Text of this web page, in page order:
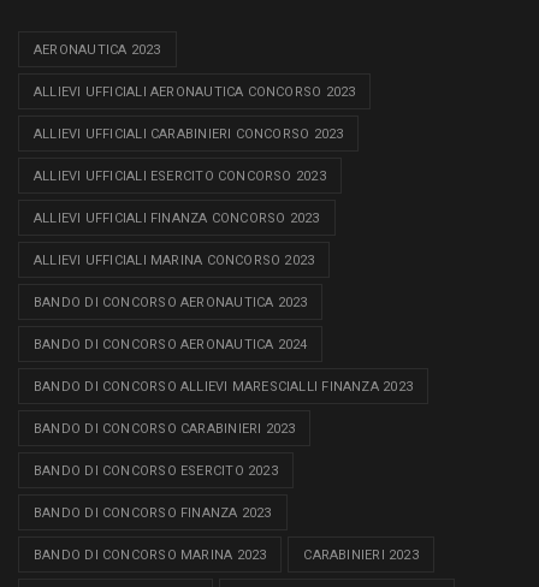
AERONAUTICA 2023
ALLIEVI UFFICIALI AERONAUTICA CONCORSO 2023
ALLIEVI UFFICIALI CARABINIERI CONCORSO 2023
ALLIEVI UFFICIALI ESERCITO CONCORSO 2023
ALLIEVI UFFICIALI FINANZA CONCORSO 2023
ALLIEVI UFFICIALI MARINA CONCORSO 2023
BANDO DI CONCORSO AERONAUTICA 2023
BANDO DI CONCORSO AERONAUTICA 2024
BANDO DI CONCORSO ALLIEVI MARESCIALLI FINANZA 2023
BANDO DI CONCORSO CARABINIERI 2023
BANDO DI CONCORSO ESERCITO 2023
BANDO DI CONCORSO FINANZA 2023
BANDO DI CONCORSO MARINA 2023 CARABINIERI 2023